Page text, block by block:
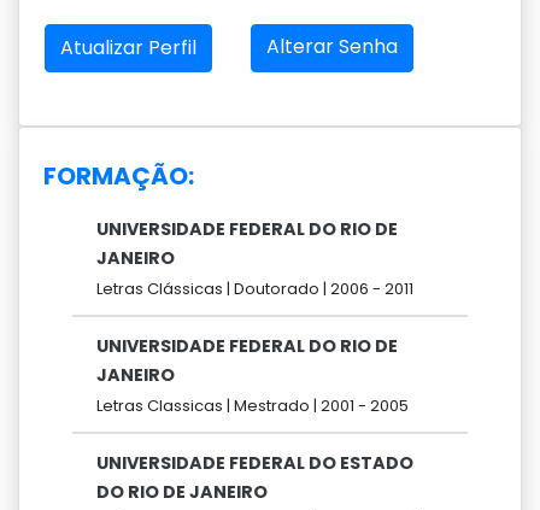
Atualizar Perfil Alterar Senha
FORMAÇÃO:
UNIVERSIDADE FEDERAL DO RIO DE
JANEIRO
Letras Clássicas | Doutorado | 2006 - 2011
UNIVERSIDADE FEDERAL DO RIO DE
JANEIRO
Letras Classicas | Mestrado | 2001 - 2005
UNIVERSIDADE FEDERAL DO ESTADO
DO RIO DE JANEIRO